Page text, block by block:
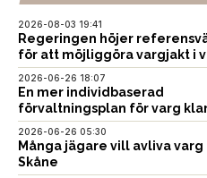
2026-08-03 19:41
Regeringen höjer
för att möjliggöra vargjakt i
2026-06-26 18:07
En mer individbaserad
förvaltningsplan för varg
2026-06-26 05:30
Många jägare vill avliva varg
Skåne